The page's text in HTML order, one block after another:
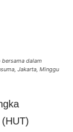
bersama dalam
Jakarta, Minggu